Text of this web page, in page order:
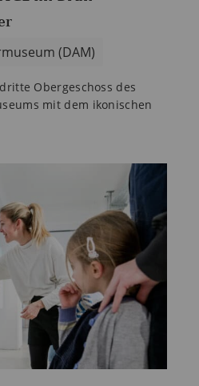
(DAM)
Obergeschoss des
mit dem ikonischen